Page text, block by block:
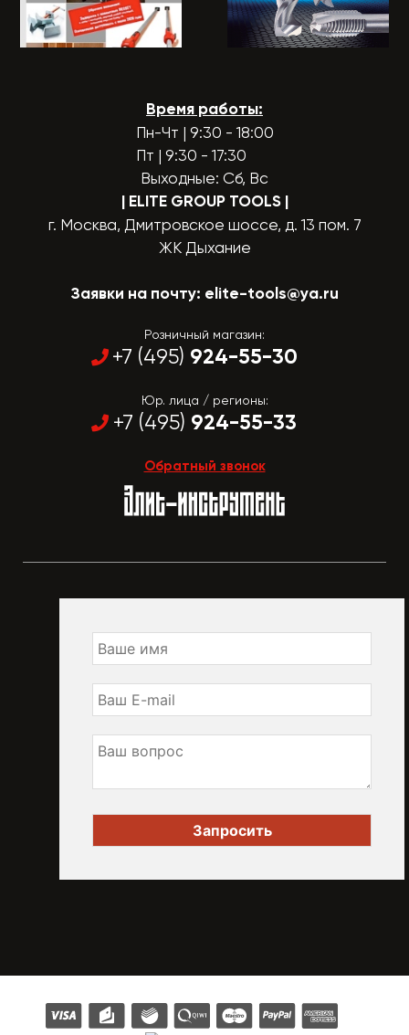
Время работы:
Пн-Чт | 9:30 - 18:00
Пт | 9:30 - 17:30
Выходные: Сб, Вс
| ELITE GROUP TOOLS |
г. Москва, Дмитровское шоссе, д. 13 пом. 7
ЖК Дыхание
Заявки на почту: elite-tools@ya.ru
Розничный магазин:
+7 (495) 924-55-30
Юр. лица / регионы:
+7 (495) 924-55-33
Обратный звонок